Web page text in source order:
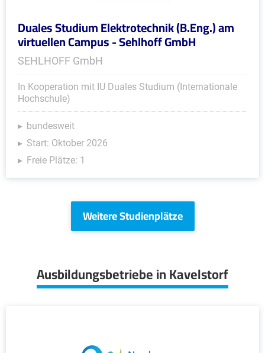
Duales Studium Elektrotechnik (B.Eng.) am
virtuellen Campus - Sehlhoff GmbH
SEHLHOFF GmbH
In Kooperation mit IU Duales Studium (Internationale
Hochschule)
bundesweit
Start: Oktober 2026
Freie Plätze: 1
Weitere Studienplätze
Ausbildungsbetriebe in Kavelstorf